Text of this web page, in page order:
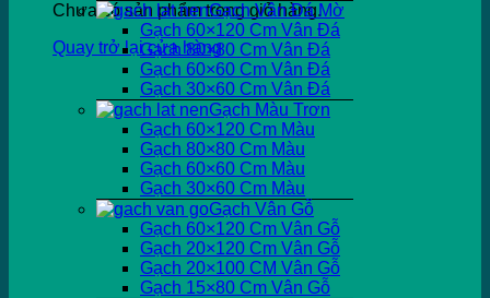
Chưa có sản phẩm trong giỏ hàng.
Quay trở lại cửa hàng
Gạch Vân Đá Mờ
Gạch 60×120 Cm Vân Đá
Gạch 80×80 Cm Vân Đá
Gạch 60×60 Cm Vân Đá
Gạch 30×60 Cm Vân Đá
Gạch Màu Trơn
Gạch 60×120 Cm Màu
Gạch 80×80 Cm Màu
Gạch 60×60 Cm Màu
Gạch 30×60 Cm Màu
Gạch Vân Gỗ
Gạch 60×120 Cm Vân Gỗ
Gạch 20×120 Cm Vân Gỗ
Gạch 20×100 CM Vân Gỗ
Gạch 15×80 Cm Vân Gỗ